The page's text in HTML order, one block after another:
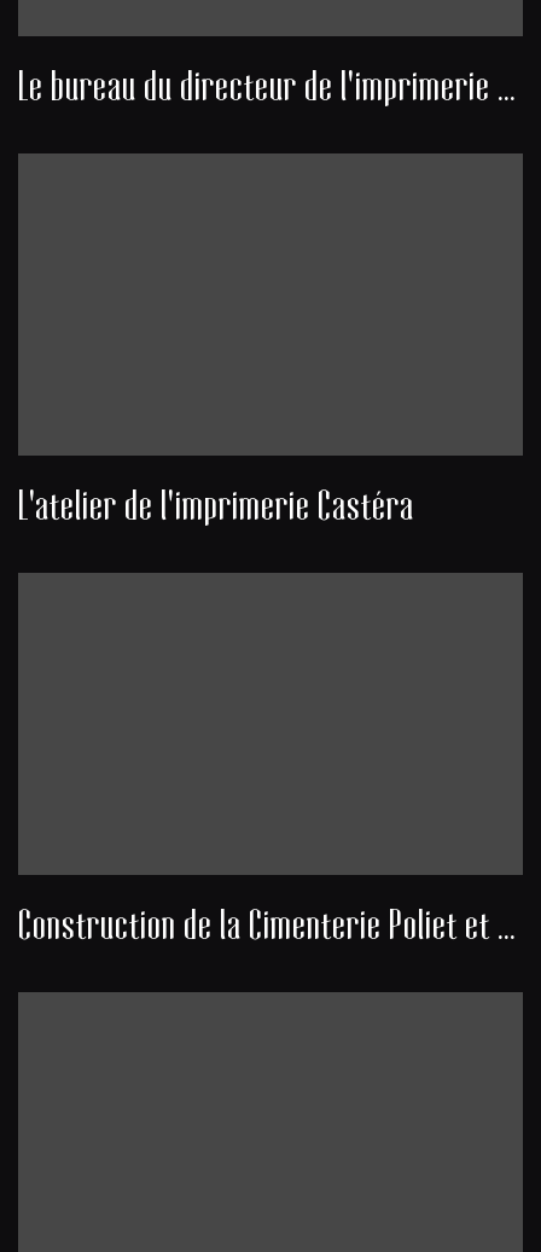
Le bureau du directeur de l'imprimerie Castéra
L'atelier de l'imprimerie Castéra
Construction de la Cimenterie Poliet et Chausson à Lormont